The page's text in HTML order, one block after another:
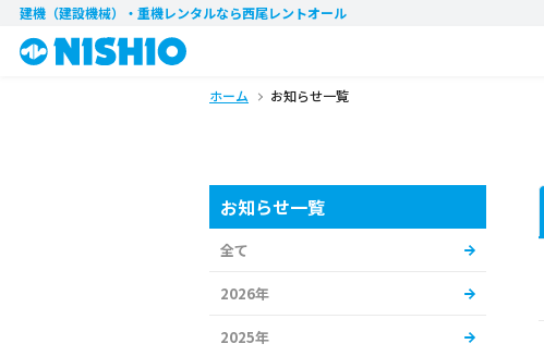
建機（建設機械）・重機レンタルなら西尾レントオール
ホーム お知らせ一覧
お知らせ一覧
全て
2026年
2025年